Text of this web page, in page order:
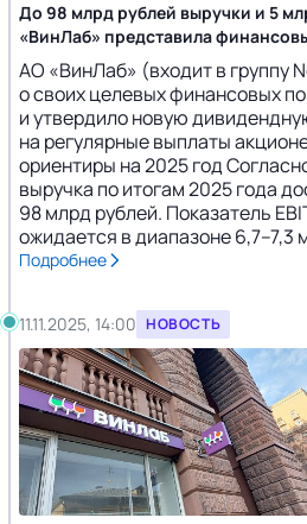
До 98 млрд рублей выручки и 5
«ВинЛаб» представила
АО «ВинЛаб» (входит в группу
о своих целевых финансовых
и утвердило новую
на регулярные выплаты
ориентиры на 2025 год
выручка по итогам 2025 года
98 млрд рублей. Показатель
ожидается в диапазоне 6,7–7,3
Подробнее
11.11.2025, 14:00 НОВОСТЬ